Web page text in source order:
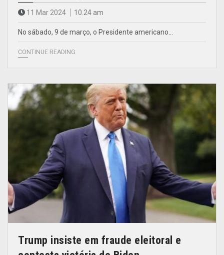
11 Mar 2024 10.24 am
No sábado, 9 de março, o Presidente americano…
CONTINUE READING
Trump insiste em fraude eleitoral e